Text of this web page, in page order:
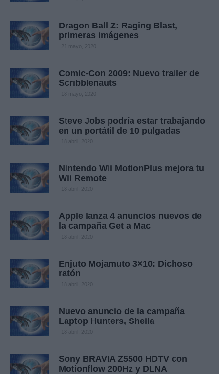
Dragon Ball Z: Raging Blast,
primeras imágenes
21 mayo, 2020
Comic-Con 2009: Nuevo trailer de
Scribblenauts
18 mayo, 2020
Steve Jobs podría estar trabajando
en un portátil de 10 pulgadas
18 abril, 2020
Nintendo Wii MotionPlus mejora tu
Wii Remote
18 abril, 2020
Apple lanza 4 anuncios nuevos de
la campaña Get a Mac
18 abril, 2020
Enjuto Mojamuto 3×10: Dichoso
ratón
18 abril, 2020
Nuevo anuncio de la campaña
Laptop Hunters, Sheila
18 abril, 2020
Sony BRAVIA Z5500 HDTV con
Motionflow 200Hz y DLNA